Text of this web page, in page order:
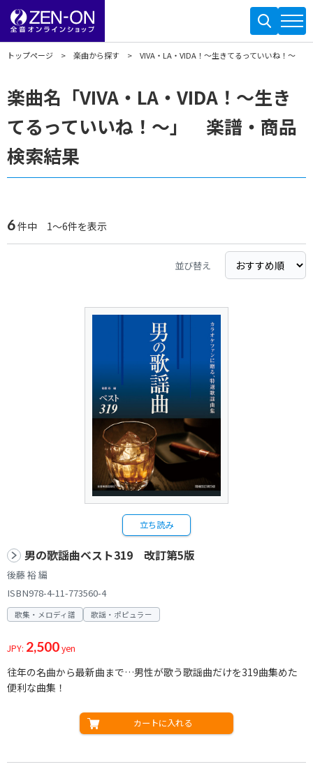
トップページ 楽曲から探す VIVA・LA・VIDA！～生きてるっていいね！～
楽曲名「VIVA・LA・VIDA！～生き
てるっていいね！～」 楽譜・商品
検索結果
6件中 1～6件を表示
並び替え
立ち読み
男の歌謡曲ベスト319 改訂第5版
後藤 裕 編
ISBN978-4-11-773560-4
歌集・メロディ譜 歌謡・ポピュラー
JPY: 2,500yen
往年の名曲から最新曲まで…男性が歌う歌謡曲だけを319曲集めた
便利な曲集！
カートに入れる